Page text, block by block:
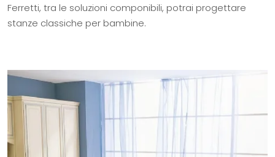
Ferretti, tra le soluzioni componibili, potrai progettare
stanze classiche per bambine.